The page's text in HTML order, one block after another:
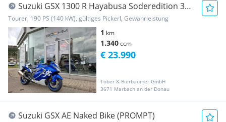
Suzuki GSX 1300 R Hayabusa Soderedition 30
Jahre
Tourer, 190 PS (140 kW), gültiges Pickerl, Gewährleistung
1 km
1.340ccm
Tober & Bierbaumer GmbH
3671 Marbach an der Donau
€ 23.990
Suzuki GSX AE Naked Bike (PROMPT)